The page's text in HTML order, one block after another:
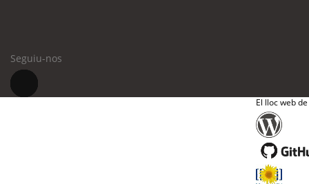
Seguiu-nos
El lloc web